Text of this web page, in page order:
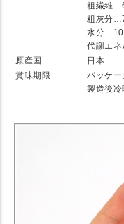
粗繊維
粗灰分
水分…10
代謝エ
原産国
日本
賞味期限
パッケー
製造後冷